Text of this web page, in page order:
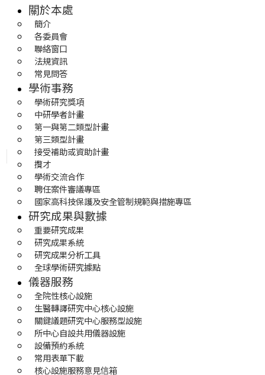
關於本處
簡介
各委員會
聯絡窗口
法規資訊
常見問答
學術事務
學術研究獎項
中研學者計畫
第一與第二類型計畫
第三類型計畫
接受補助或資助計畫
攬才
學術交流合作
聘任案件審議專區
國家高科技保護及安全管制規範與措施專區
研究成果與數據
重要研究成果
研究成果系統
研究成果分析工具
全球學術研究據點
儀器服務
全院性核心設施
生醫轉譯研究中心核心設施
關鍵議題研究中心服務型設施
所中心自設共用儀器設施
設備預約系統
常用表單下載
核心設施服務意見信箱